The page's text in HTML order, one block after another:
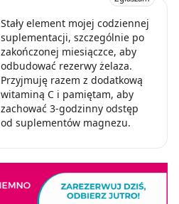
Stały element mojej codziennej
suplementacji, szczególnie po
zakończonej miesiączce, aby
odbudować rezerwy żelaza.
Przyjmuję razem z dodatkową
witaminą C i pamiętam, aby
zachować 3-godzinny odstęp
od suplementów magnezu.